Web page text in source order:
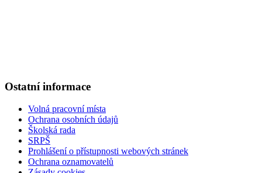
Ostatní informace
Volná pracovní místa
Ochrana osobních údajů
Školská rada
SRPŠ
Prohlášení o přístupnosti webových stránek
Ochrana oznamovatelů